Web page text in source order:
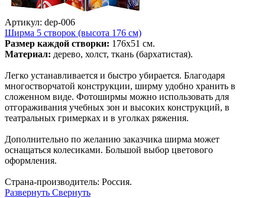
Артикул: dep-006
Ширма 5 створок (высота 176 см)
Размер каждой створки: 176х51 см.
Материал: дерево, холст, ткань (бархатистая).
Легко устанавливается и быстро убирается. Благодаря
многостворчатой конструкции, ширму удобно хранить в
сложенном виде. Фотоширмы можно использовать для
отгораживания учебных зон и высоких конструкций, в
театральных гримерках и в уголках ряжения.
Дополнительно по желанию заказчика ширма может
оснащаться колесиками. Большой выбор цветового
оформления.
Страна-производитель: Россия.
Развернуть Свернуть